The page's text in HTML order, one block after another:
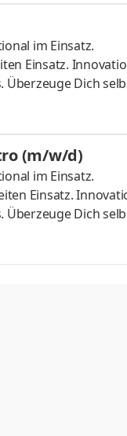
und
im Einsatz.
Einsatz.
Dich
CNC (m/w/d)
Anlagen
in den Bereichen
(m/w/d)
im Einsatz.
Einsatz.
Dich
Servicetechniker
Bereichen